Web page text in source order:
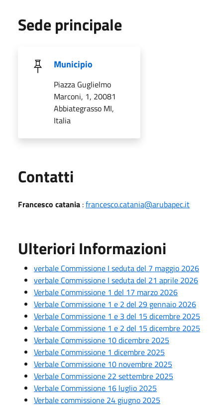
Sede principale
Municipio
Piazza Guglielmo
Marconi, 1, 20081
Abbiategrasso MI,
Italia
Contatti
Francesco catania :francesco.catania@arubapec.it
Ulteriori Informazioni
verbale Commissione I seduta del 7 maggio 2026
verbale Commissione I seduta del 21 aprile 2026
Verbale Commissione 1 del 17 marzo 2026
Verbale Commissione 1 e 2 del 29 gennaio 2026
Verbale Commissione 1 e 3 del 15 dicembre 2025
Verbale Commissione 1 e 2 del 15 dicembre 2025
Verbale Commissione 10 dicembre 2025
Verbale Commissione 1 dicembre 2025
Verbale Commissione 10 novembre 2025
Verbale Commissione 22 settembre 2025
Verbale Commissione 16 luglio 2025
Verbale commissione 24 giugno 2025